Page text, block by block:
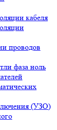
кабеля
проводов
фаза ноль
(УЗО)